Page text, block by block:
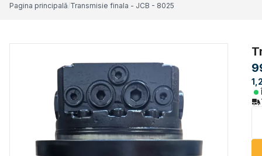
Pagina principală/Transmisie finala - JCB - 8025